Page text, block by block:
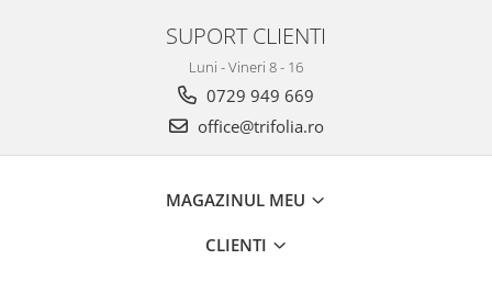
SUPORT CLIENTI
Luni - Vineri 8 - 16
0729 949 669
office@trifolia.ro
MAGAZINUL MEU
CLIENTI